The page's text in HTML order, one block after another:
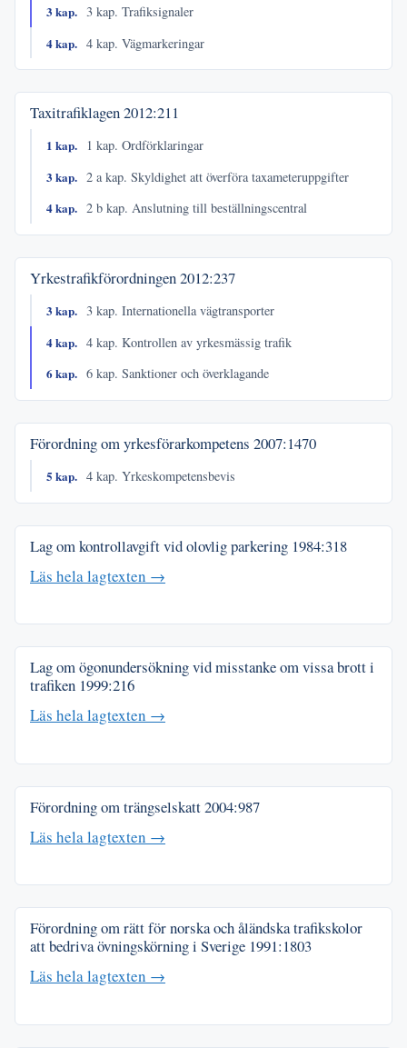
3 kap. 3 kap. Trafiksignaler
4 kap. 4 kap. Vägmarkeringar
Taxitrafiklagen2012:211
1 kap.
1 kap. Ordförklaringar
3 kap. 2 a kap. Skyldighet att överföra taxameteruppgifter
4 kap. 2 b kap. Anslutning till beställningscentral
Yrkestrafikförordningen2012:237
3 kap. 3 kap. Internationella vägtransporter
4 kap. 4 kap. Kontrollen av yrkesmässig trafik
6 kap. 6 kap. Sanktioner och överklagande
Förordning om yrkesförarkompetens 2007:1470
5 kap. 4 kap. Yrkeskompetensbevis
Lag om kontrollavgift vid olovlig parkering 1984:318
Läs hela lagtexten →
Lag om ögonundersökning vid misstanke om vissa brott i
trafiken 1999:216
Läs hela lagtexten →
Förordning om trängselskatt2004:987
Läs hela lagtexten →
Förordning om rätt för norska och åländska trafikskolor
att bedriva övningskörning i Sverige 1991:1803
Läs hela lagtexten →